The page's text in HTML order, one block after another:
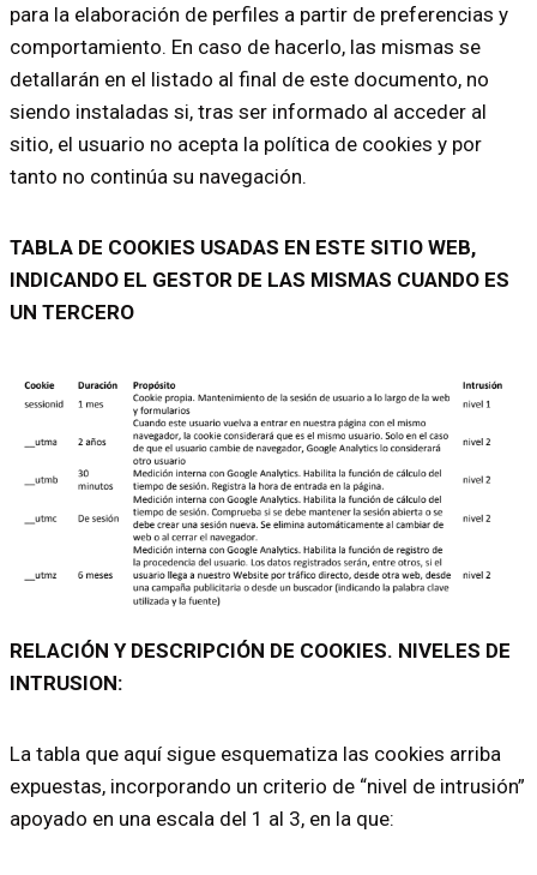
para la elaboración de perfiles a partir de preferencias y
comportamiento. En caso de hacerlo, las mismas se
detallarán en el listado al final de este documento, no
siendo instaladas si, tras ser informado al acceder al
sitio, el usuario no acepta la política de cookies y por
tanto no continúa su navegación.
TABLA DE COOKIES USADAS EN ESTE SITIO WEB,
INDICANDO EL GESTOR DE LAS MISMAS CUANDO ES
UN TERCERO
RELACIÓN Y DESCRIPCIÓN DE COOKIES. NIVELES DE
INTRUSION:
La tabla que aquí sigue esquematiza las cookies arriba
expuestas, incorporando un criterio de “nivel de intrusión”
apoyado en una escala del 1 al 3, en la que: